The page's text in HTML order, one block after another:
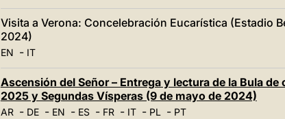
Visita a Verona: Concelebración Eucarística (Estadio
2024)
EN - IT
Ascensión del Señor – Entrega y lectura de la Bula
2025 y Segundas Vísperas (9 de mayo de 2024)
AR- DE- EN - ES- FR- IT- PL- PT